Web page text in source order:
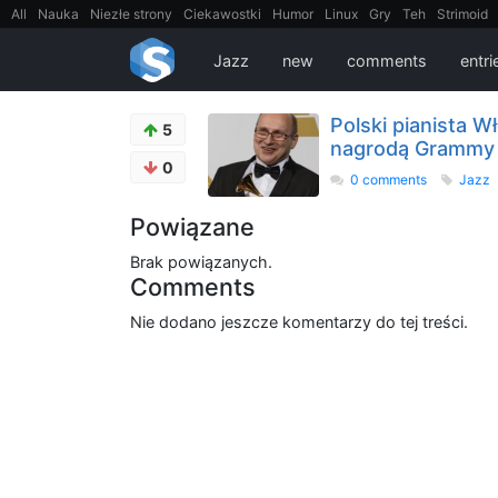
All Nauka Niezłe strony Ciekawostki Humor Linux Gry Teh Strimoid
FilmyDokumentalne
Jazz new comments
5
0
Polski pianista
nagrodą Grammy
0 comments Jazz
Powiązane
Brak powiązanych.
Comments
Nie dodano jeszcze komentarzy do tej treści.